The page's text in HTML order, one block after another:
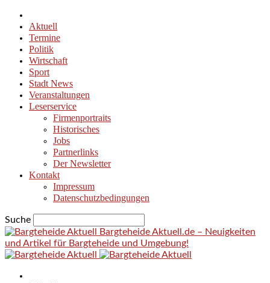
Aktuell
Termine
Politik
Wirtschaft
Sport
Stadt News
Veranstaltungen
Leserservice
Firmenportraits
Historisches
Jobs
Partnerlinks
Der Newsletter
Kontakt
Impressum
Datenschutzbedingungen
Suche
Bargteheide Aktuell.de – Neuigkeiten
und Artikel für Bargteheide und Umgebung!